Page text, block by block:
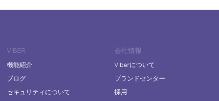
VIBER
機能紹介
ブログ
セキュリティについて
会社情報
Viberについて
ブランドセンター
採用